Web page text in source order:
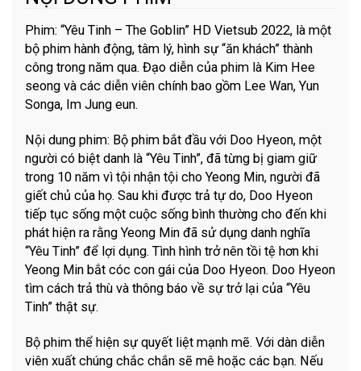
Phim: “Yêu Tinh – The Goblin” HD Vietsub 2022, là một
bộ phim hành động, tâm lý, hình sự “ăn khách” thành
công trong năm qua. Đạo diễn của phim là Kim Hee
seong và các diễn viên chính bao gồm Lee Wan, Yun
Songa, Im Jung eun.
Nội dung phim: Bộ phim bắt đầu với Doo Hyeon, một
người có biệt danh là “Yêu Tinh”, đã từng bị giam giữ
trong 10 năm vì tội nhận tội cho Yeong Min, người đã
giết chủ của họ. Sau khi được trả tự do, Doo Hyeon
tiếp tục sống một cuộc sống bình thường cho đến khi
phát hiện ra rằng Yeong Min đã sử dụng danh nghĩa
“Yêu Tinh” để lợi dụng. Tình hình trở nên tồi tệ hơn khi
Yeong Min bắt cóc con gái của Doo Hyeon. Doo Hyeon
tìm cách trả thù và thông báo về sự trở lại của “Yêu
Tinh” thật sự.
Bộ phim thể hiện sự quyết liệt mạnh mẽ. Với dàn diễn
viên xuất chúng chắc chắn sẽ mê hoặc các bạn. Nếu